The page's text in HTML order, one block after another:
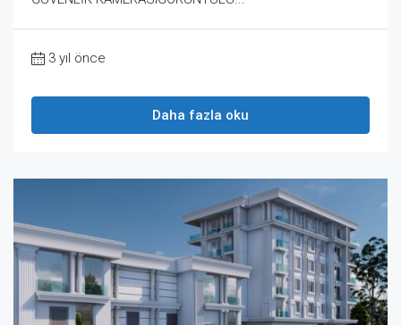
3 yıl önce
Daha fazla oku